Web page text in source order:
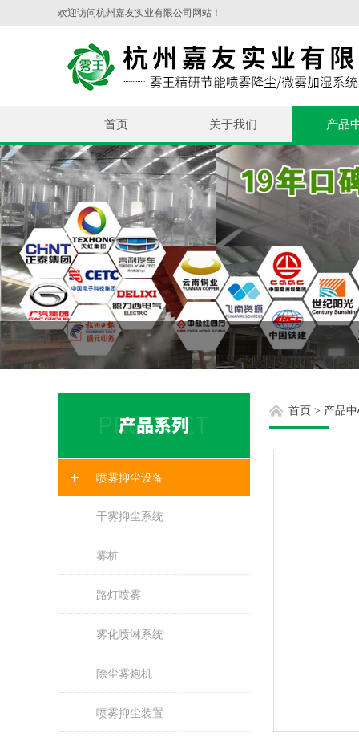
欢迎访问杭州嘉友实业有限公司网站！
首页 关于我们 产品
喷雾抑尘设备
干雾抑尘系统
雾桩
路灯喷雾
雾化喷淋系统
除尘雾炮机
喷雾抑尘装置
首页 > 产品